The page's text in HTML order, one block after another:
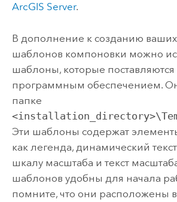
ArcGIS Server.
В дополнение к созданию ваших
шаблонов компоновки можно
шаблоны, которые поставляются
программным обеспечением.
папке
Эти шаблоны содержат
как легенда, динамический
шкалу масштаба и текст
шаблонов удобны для начала
помните, что они расположены